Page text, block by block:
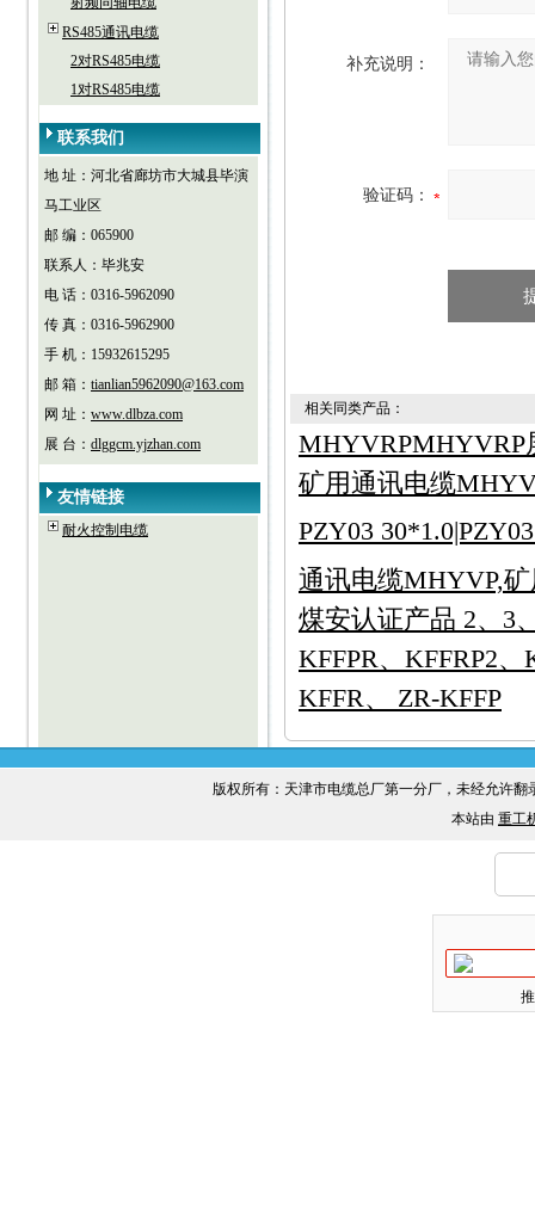
RS485通讯电缆
2对RS485电缆
1对RS485电缆
联系我们
地 址：河北省廊坊市大城县毕演
马工业区
邮 编：065900
联系人：毕兆安
电 话：0316-5962090
传 真：0316-5962900
手 机：15932615295
邮 箱： tianlian5962090@163.com
网 址： www.dlbza.com
展 台： dlggcm.yjzhan.com
友情链接
耐火控制电缆
补充说明：
验证码：
相关同类产品：
MHYVRPMHYVRP
矿用通讯电缆
PZY03
通讯电缆MHYVP,
煤安认证产品 2、3
KFFPR、KFFRP2
KFFR、 ZR-KFFP
版权所有：天津市电缆总厂第一分厂，未经允许
本站由 重工